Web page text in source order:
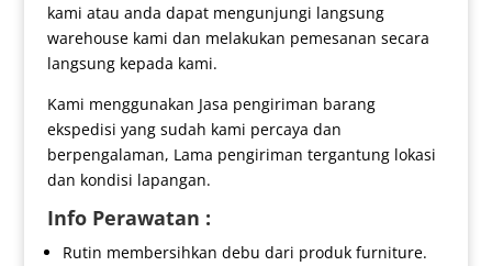
kami atau anda dapat mengunjungi langsung
warehouse kami dan melakukan pemesanan secara
langsung kepada kami.
Kami menggunakan Jasa pengiriman barang
ekspedisi yang sudah kami percaya dan
berpengalaman, Lama pengiriman tergantung lokasi
dan kondisi lapangan.
Info Perawatan :
Rutin membersihkan debu dari produk furniture.